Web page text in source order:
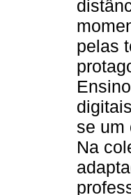
pelas
se um
Na